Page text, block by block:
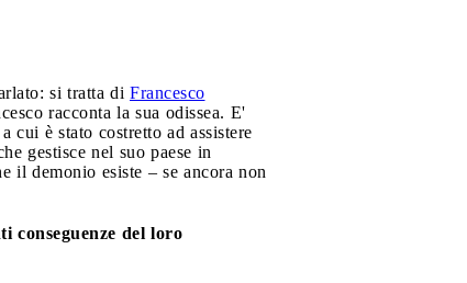
si tratta di Francesco
racconta la sua odissea. E'
cui è stato costretto ad assistere
gestisce nel suo paese in
il demonio esiste – se ancora non
conseguenze del loro